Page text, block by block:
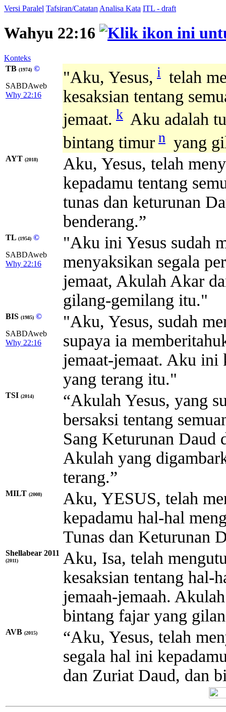
Versi Paralel Tafsiran/Catatan Analisa Kata ITL - draft
Wahyu 22:16
Konteks
TB (1974) ©
SABDAweb
Why 22:16
"Aku, Yesus, i telah
kesaksian tentang
jemaat. k Aku adalah
bintang timur n yang
AYT (2018)
Aku, Yesus, telah
kepadamu tentang
tunas dan keturunan
benderang.”
TL (1954) ©
SABDAweb
Why 22:16
"Aku ini Yesus sudah
menyaksikan segala
jemaat, Akulah Akar
gilang-gemilang itu."
BIS (1985) ©
SABDAweb
Why 22:16
"Aku, Yesus, sudah
supaya ia
jemaat-jemaat. Aku
yang terang itu."
TSI (2014)
“Akulah Yesus, yang
bersaksi tentang
Sang Keturunan Daud
Akulah yang
terang.”
MILT (2008)
Aku, YESUS, telah
kepadamu hal-hal
Tunas dan Keturunan
Shellabear 2011
(2011)
Aku, Isa, telah
kesaksian tentang hal-
jemaah-jemaah.
bintang fajar yang
AVB (2015)
“Aku, Yesus, telah
segala hal ini
dan Zuriat Daud, dan